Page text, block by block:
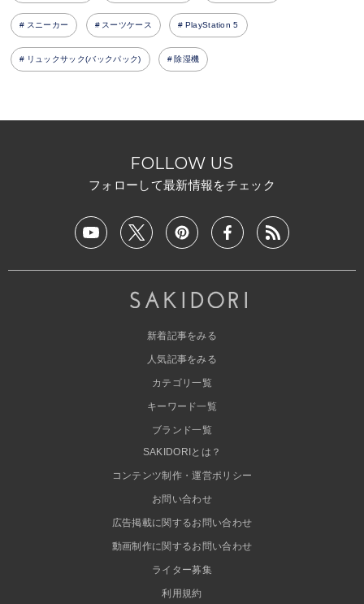
スニーカー スーツケース PlayStation 5
リュックサック(バックパック) 除湿機
FOLLOW US
フォローして最新情報をチェック
新着記事をみる
人気記事をみる
カテゴリ一覧
キーワード一覧
ブランド一覧
SAKIDORIとは？
コンテンツ制作・運営ポリシー
お問い合わせ
広告掲載に関するお問い合わせ
動画制作に関するお問い合わせ
ライター募集
利用規約